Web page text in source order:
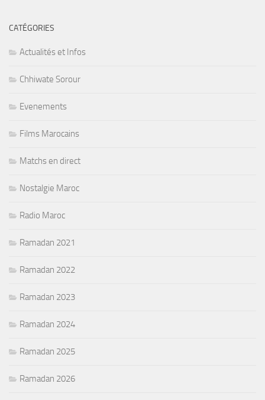
CATÉGORIES
Actualités et Infos
Chhiwate Sorour
Evenements
Films Marocains
Matchs en direct
Nostalgie Maroc
Radio Maroc
Ramadan 2021
Ramadan 2022
Ramadan 2023
Ramadan 2024
Ramadan 2025
Ramadan 2026